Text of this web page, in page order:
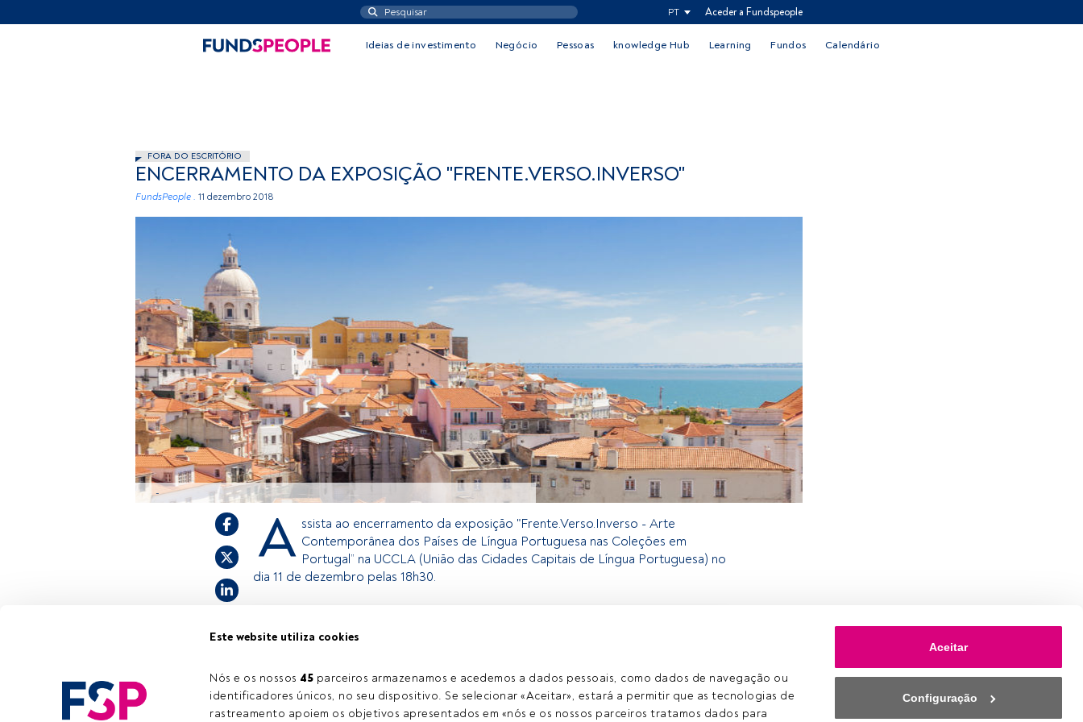
Este website utiliza cookies
Nós e os nossos 45 parceiros armazenamos e acedemos a dados pessoais, como dados de navegação ou
identificadores únicos, no seu dispositivo. Se selecionar «Aceitar», estará a permitir que as tecnologias de
rastreamento apoiem os objetivos apresentados em «nós e os nossos parceiros tratamos dados para
Aceitar
Configuração
PT Aceder a Fundspeople
Ideias de investimento Negócio Pessoas knowledge Hub Learning Fundos Calendário
FORA DO ESCRITÓRIO
ENCERRAMENTO DA EXPOSIÇÃO "FRENTE.VERSO.INVERSO"
FundsPeople . 11 dezembro 2018
-
Tempo de leitura:24 s.
A ssista ao encerramento da exposição "Frente.Verso.Inverso - Arte
Contemporânea dos Países de Língua Portuguesa nas Coleções em
Portugal” na UCCLA (União das Cidades Capitais de Língua Portuguesa) no
dia 11 de dezembro pelas 18h30.
Este é um artigo exclusivo para os utilizadores registados da FundsPeople. Se já
convidamo-lo a registar-se e a desfrutar de todo o universo que a FundsPeople
oferece.
Aceder a Fundspeople